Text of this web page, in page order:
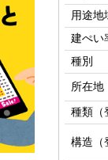
用途地
建ぺい
種別
所在地
種類（
構造（